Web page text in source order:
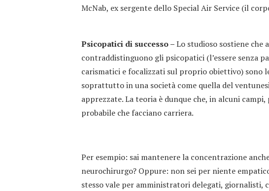
McNab, ex sergente dello Special Air Service (il
Psicopatici di successo –Lo studioso sostiene che
contraddistinguono gli psicopatici (l’essere senza
carismatici e focalizzati sul proprio obiettivo) sono
soprattutto in una società come quella del
apprezzate. La teoria è dunque che, in alcuni
probabile che facciano carriera.
Per esempio: sai mantenere la concentrazione
neurochirurgo? Oppure: non sei per niente
stesso vale per amministratori delegati,